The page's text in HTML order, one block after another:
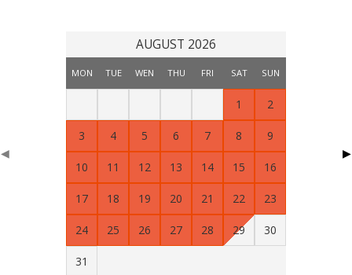
AUGUST 2026
MON TUE WEN THU FRI SAT SUN
1 2
3 4 5 6 7 8 9
10 11 12 13 14 15 16
17 18 19 20 21 22 23
24 25 26 27 28 29 30
31
◀ ▶